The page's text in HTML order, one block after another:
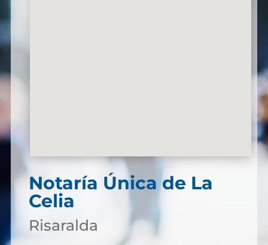
Notaría Única de La
Celia
Risaralda